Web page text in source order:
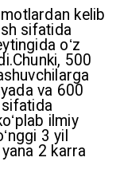
kelib
sifatida
oʻz
500
va 600
ilmiy
3 yil
2 karra